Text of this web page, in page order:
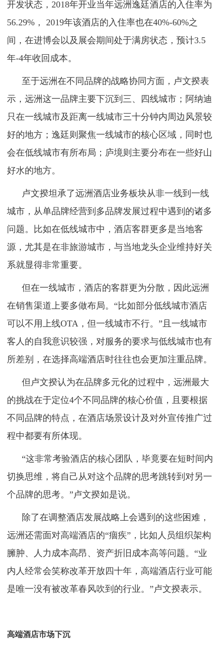
开发状态，2018年开业当年远洲逸廷酒店的入住率为
56.29%， 2019年该酒店的入住率也在40%-60%之
间，在进博会以及展会期间处于满房状态，预计3.5
年-4年收回成本。
至于远洲在不同品牌的战略协同方面，卢文揆表
示，远洲这一品牌主要下沉到三、四线城市；阿纳迪
只在一线城市及距离一线城市三十分钟内周边风景较
好的地方；逸廷则聚焦一线城市的核心区域，同时也
会在低线城市有所布局；庐境则主要分布在一些好山
好水的地方。
卢文揆坦承了远洲酒店业务板块从非一线到一线
城市，从单品牌经营到多品牌发展过程中遇到的诸多
问题。比如在低线城市中，酒店客群更多是当地客
源，尤其是在非旅游城市，与当地龙头企业维持好关
系就显得非常重要。
但在一线城市，酒店的客群更为分散，因此远洲
在销售渠道上要多做布局。“比如部分低线城市酒店
可以不用上线OTA，但一线城市不行。”且一线城市
客人的自我意识较强，对服务的要求与低线城市也有
所差别，在选择高端酒店时往往也会更加注重品牌。
但卢文揆认为在品牌多元化的过程中，远洲最大
的挑战在于定位4个不同品牌的核心价值，且要根据
不同品牌的特点，在酒店场景设计及对外宣传推广过
程中都要有所体现。
“这非常考验酒店的核心团队，毕竟要在短时间内
切换思维，将自己从对这个品牌的思考跳转到对另一
个品牌的思考。”卢文揆如是说。
除了在调整酒店发展战略上会遇到的这些困难，
远洲还需面对高端酒店的“痼疾”，比如人员组织架构
臃肿、人力成本高昂、资产折旧成本高等问题。“业
内人经常会笑称改革开放四十年，高端酒店行业可能
是唯一没有被改革春风吹到的行业。”卢文揆表示。
高端酒店市场下沉